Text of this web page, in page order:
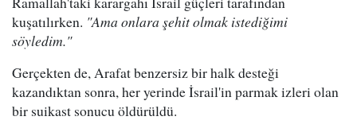
kuşatılırken. "Ama onlara şehit olmak istediğimi
söyledim."
Gerçekten de, Arafat benzersiz bir halk desteği
kazandıktan sonra, her yerinde İsrail'in parmak izleri olan
bir suikast sonucu öldürüldü.